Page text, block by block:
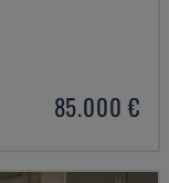
85.000 €